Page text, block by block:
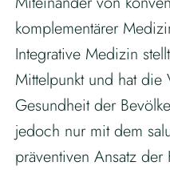
komplementärer
Integrative Medizin
Mittelpunkt und hat die
Gesundheit der
jedoch nur mit dem
präventiven Ansatz